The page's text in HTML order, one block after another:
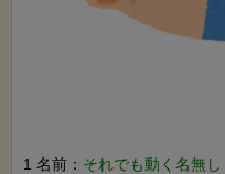
1 名前： それでも動く名無し